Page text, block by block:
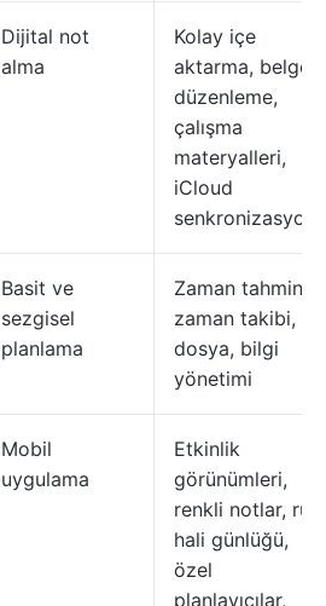
Dijital not
alma
Kolay içe
aktarma, belge
düzenleme,
çalışma
materyalleri,
iCloud
senkronizasyonu
Basit ve
sezgisel
planlama
Zaman tahmini,
zaman takibi, ek
dosya, bilgi
yönetimi
Mobil
uygulama
Etkinlik
görünümleri,
renkli notlar, ruh
hali günlüğü,
özel
planlayıcılar,